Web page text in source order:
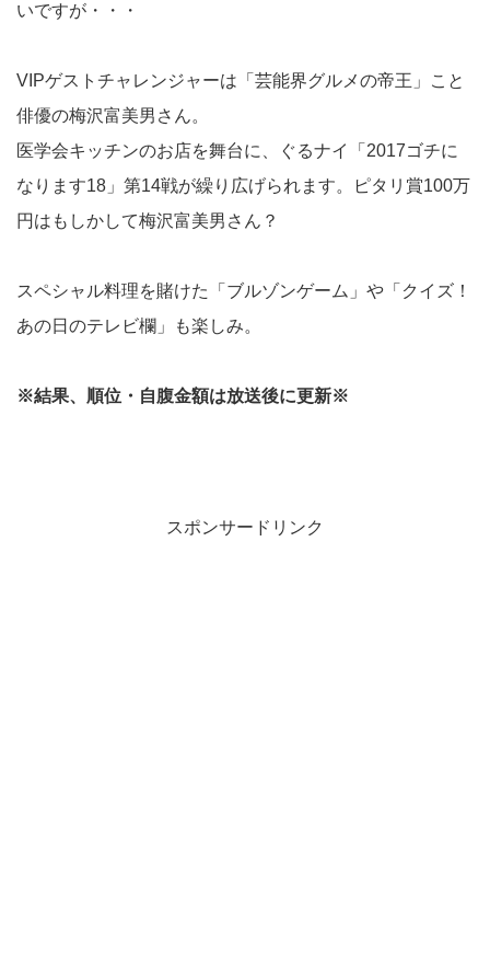
いですが・・・
VIPゲストチャレンジャーは「芸能界グルメの帝王」こと
俳優の梅沢富美男さん。
医学会キッチンのお店を舞台に、ぐるナイ「2017ゴチに
なります18」第14戦が繰り広げられます。ピタリ賞100万
円はもしかして梅沢富美男さん？
スペシャル料理を賭けた「ブルゾンゲーム」や「クイズ！
あの日のテレビ欄」も楽しみ。
※結果、順位・自腹金額は放送後に更新※
スポンサードリンク